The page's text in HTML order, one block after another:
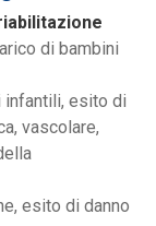
di bambini
infantili, esito di
vascolare,
esito di danno